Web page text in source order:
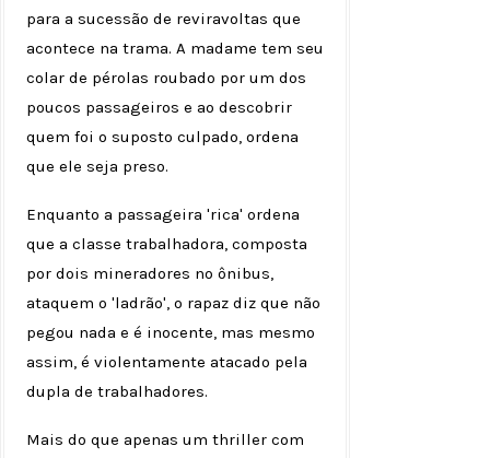
para a sucessão de reviravoltas que
acontece na trama. A madame tem seu
colar de pérolas roubado por um dos
poucos passageiros e ao descobrir
quem foi o suposto culpado, ordena
que ele seja preso.
Enquanto a passageira 'rica' ordena
que a classe trabalhadora, composta
por dois mineradores no ônibus,
ataquem o 'ladrão', o rapaz diz que não
pegou nada e é inocente, mas mesmo
assim, é violentamente atacado pela
dupla de trabalhadores.
Mais do que apenas um thriller com